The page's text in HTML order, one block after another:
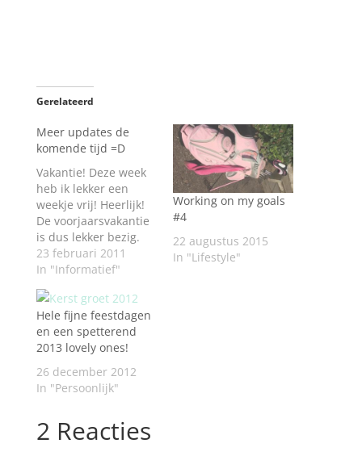
Gerelateerd
Meer updates de
komende tijd =D
Vakantie! Deze week
heb ik lekker een
weekje vrij! Heerlijk!
De voorjaarsvakantie
is dus lekker bezig.
Mijn familie gaat
ieder jaar skiën en dit
doen we altijd in de
week dat de scholen
vakantie hebben.
Alleen dit jaar
kon een familielid
niet tijdens deze
schoolvakantie, maar
wel een week later.
23 februari 2011
In "Informatief"
Working on my goals
#4
22 augustus 2015
In "Lifestyle"
Hele fijne feestdagen
en een spetterend
2013 lovely ones!
26 december 2012
In "Persoonlijk"
2 Reacties